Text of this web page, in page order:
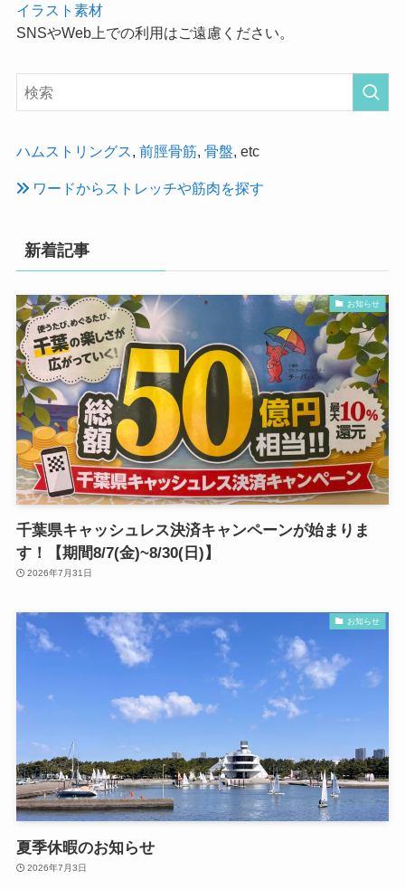
イラスト素材
SNSやWeb上での利用はご遠慮ください。
ハムストリングス, 前脛骨筋, 骨盤, etc
ワードからストレッチや筋肉を探す
新着記事
お知らせ
千葉県キャッシュレス決済キャンペーンが始まりま
す！【期間8/7(金)~8/30(日)】
2026年7月31日
お知らせ
夏季休暇のお知らせ
2026年7月3日